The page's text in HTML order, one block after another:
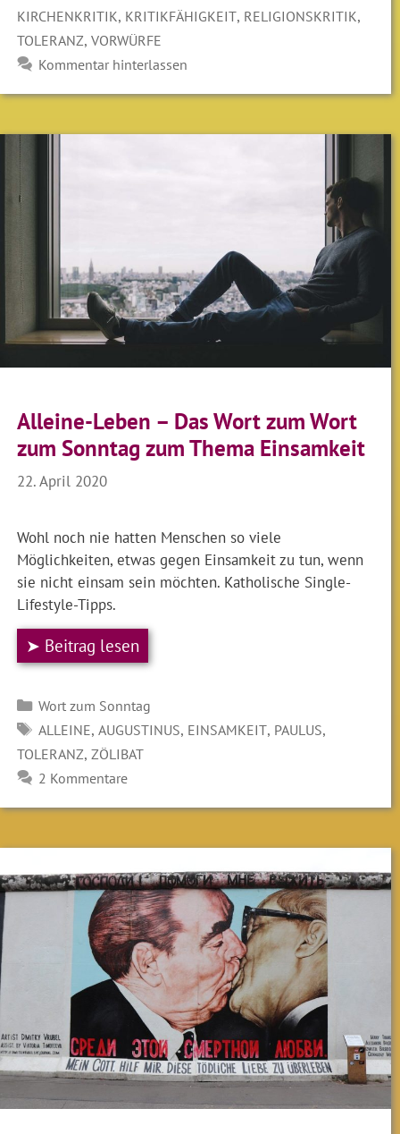
KIRCHENKRITIK, KRITIKFÄHIGKEIT, RELIGIONSKRITIK,
TOLERANZ,VORWÜRFE
Kommentar hinterlassen
Alleine-Leben – Das Wort zum Wort
zum Sonntag zum Thema Einsamkeit
22. April 2020
Wohl noch nie hatten Menschen so viele
Möglichkeiten, etwas gegen Einsamkeit zu tun, wenn
sie nicht einsam sein möchten. Katholische Single-
Lifestyle-Tipps.
➤ Beitrag lesen
Kategorien
Wort zum Sonntag
SCHLAGWÖRTER
ALLEINE, AUGUSTINUS, EINSAMKEIT, PAULUS,
TOLERANZ,ZÖLIBAT
2 Kommentare